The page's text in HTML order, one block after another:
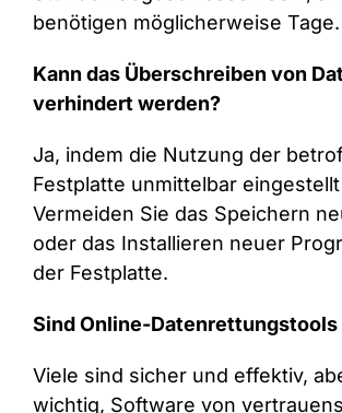
benötigen möglicherweise Tage.
Kann das Überschreiben von
verhindert werden?
Ja, indem die Nutzung der
Festplatte unmittelbar
Vermeiden Sie das Speichern
oder das Installieren neuer
der Festplatte.
Sind Online-Datenrettungstools
Viele sind sicher und effektiv,
wichtig, Software von